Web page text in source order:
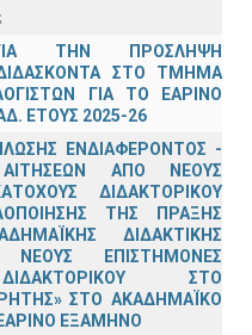
ΤΗΝ ΠΡΟΣΛΗΨΗ
ΣΤΟ ΤΜΗΜΑ
ΓΙΑ ΤΟ ΕΑΡΙΝΟ
ΕΤΟΥΣ 2025-26
ΕΝΔΙΑΦΕΡΟΝΤΟΣ -
ΑΠΟ ΝΕΟΥΣ
ΔΙΔΑΚΤΟΡΙΚΟΥ
ΤΗΣ ΠΡΑΞΗΣ
ΔΙΔΑΚΤΙΚΗΣ
ΝΕΟΥΣ ΕΠΙΣΤΗΜΟΝΕΣ
ΣΤΟ
ΣΤΟ ΑΚΑΔΗΜΑΪΚΟ
ΕΞΑΜΗΝΟ